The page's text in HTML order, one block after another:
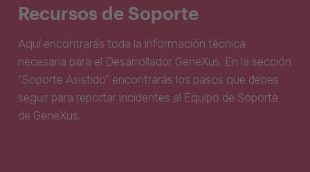
Recursos de Soporte
Aquí encontrarás toda la información técnica
necesaria para el Desarrollador GeneXus. En la sección
“Soporte Asistido” encontrarás los pasos que debes
seguir para reportar incidentes al Equipo de Soporte
de GeneXus.